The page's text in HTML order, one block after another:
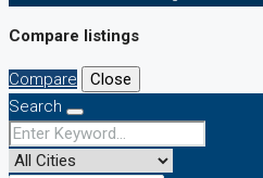
Compare listings
Compare
Close
Search